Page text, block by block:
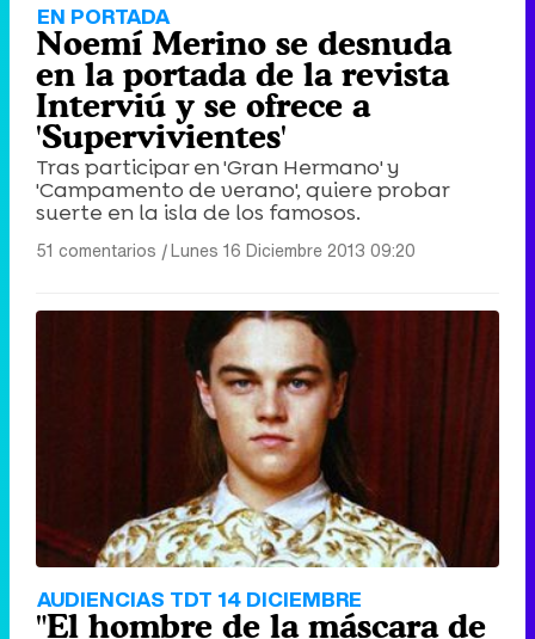
EN PORTADA
Noemí Merino se desnuda
en la portada de la revista
Interviú y se ofrece a
'Supervivientes'
Tras participar en 'Gran Hermano' y
'Campamento de verano', quiere probar
suerte en la isla de los famosos.
51 comentarios |Lunes 16 Diciembre 2013 09:20
AUDIENCIAS TDT 14 DICIEMBRE
"El hombre de la máscara de